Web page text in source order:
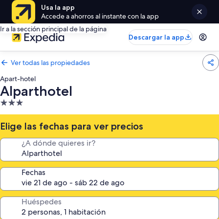
Usa la app
Accede a ahorros al instante con la app
Ir a la sección principal de la página
Descargar la app
Ver todas las propiedades
Apart-hotel
Alparthotel
Propiedad
de
3.0
estrellas
Elige las fechas para ver precios
¿A dónde quieres ir?
Fechas
Huéspedes